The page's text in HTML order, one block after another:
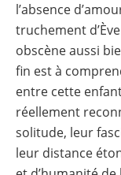
l’absence
truchement
obscène aussi
fin est à
entre cette
réellement
solitude, leur
leur distance